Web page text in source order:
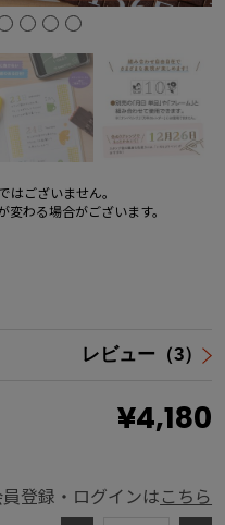
ございません。
わる場合がございます。
レビュー（3）
¥4,180
登録・ログインはこちら